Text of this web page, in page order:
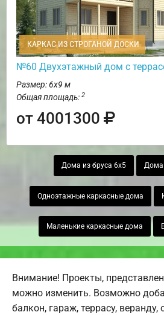
КАРКАС ИЗ СТРОГАНОЙ ДОСКИ
№60 Двухэтажный дом с
Размер: 6х9 м
Общая площадь: 2
от 4001300
Дома из бруса 6х5 Дома
Одноэтажные каркасные дома
Маленькие каркасные дома
Внимание! Проекты,
можно изменить. Возможно
балкон, гараж, террасу, веранду,